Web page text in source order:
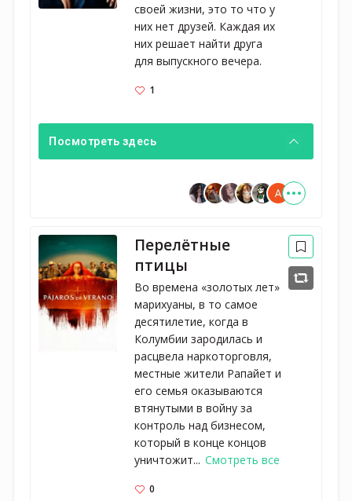
своей жизни, это то что у
них нет друзей. Каждая их
них решает найти друга
для выпускного вечера.
1
Посмотреть здесь
Перелётные
птицы
Во времена «золотых лет»
марихуаны, в то самое
десятилетие, когда в
Колумбии зародилась и
расцвела наркоторговля,
местные жители Рапайет и
его семья оказываются
втянутыми в войну за
контроль над бизнесом,
который в конце концов
уничтожит... Смотреть все
0